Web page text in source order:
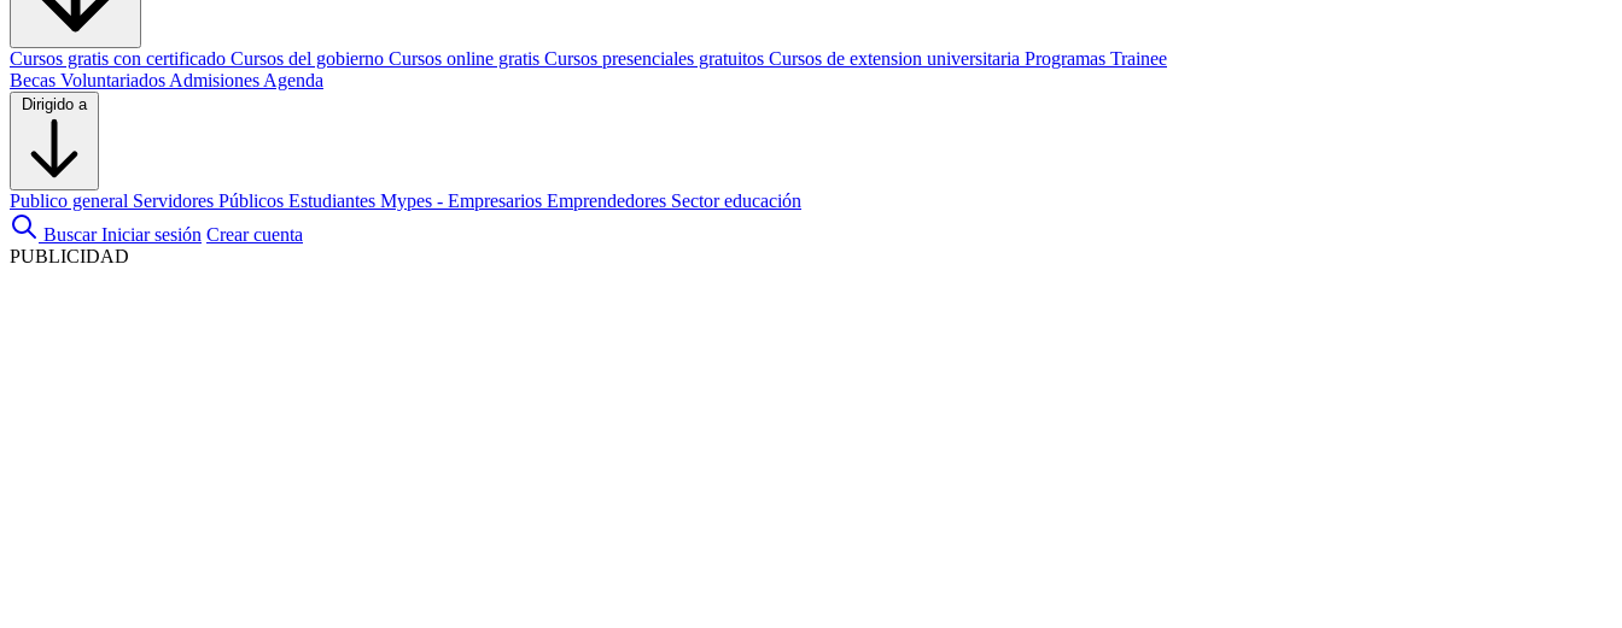
Cursos gratis con certificado Cursos del gobierno Cursos online gratis Cursos presenciales gratuitos Cursos de extension universitaria Programas Trainee
Becas Voluntariados Admisiones Agenda
Dirigido a
Publico general Servidores Públicos Estudiantes Mypes - Empresarios Emprendedores Sector educación
Buscar Iniciar sesión Crear cuenta
PUBLICIDAD